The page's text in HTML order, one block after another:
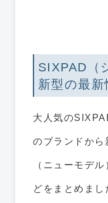
SIXPAD（
新型の最新
大人気の
のブランドから
（ニューモデ
どをまとめまし